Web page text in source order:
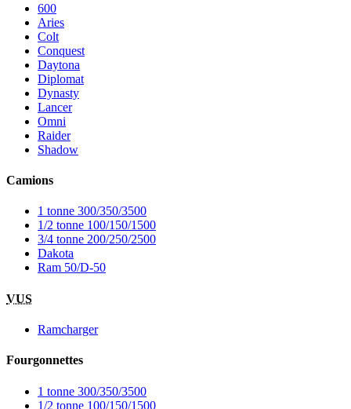
600
Aries
Colt
Conquest
Daytona
Diplomat
Dynasty
Lancer
Omni
Raider
Shadow
Camions
1 tonne 300/350/3500
1/2 tonne 100/150/1500
3/4 tonne 200/250/2500
Dakota
Ram 50/D-50
VUS
Ramcharger
Fourgonnettes
1 tonne 300/350/3500
1/2 tonne 100/150/1500